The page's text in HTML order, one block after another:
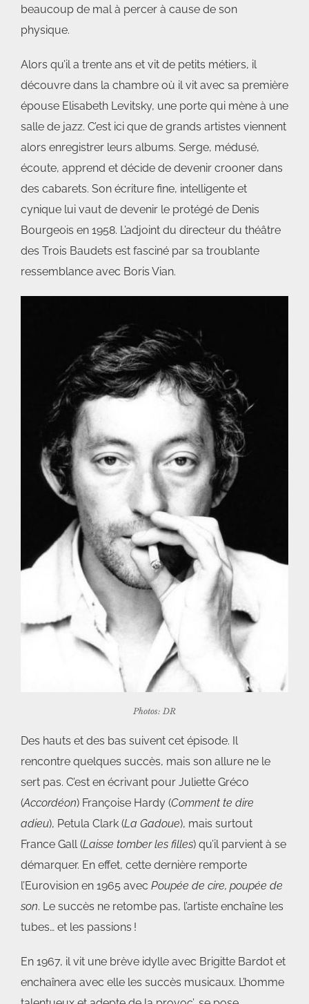
beaucoup de mal à percer à cause de son
physique.
Alors qu’il a trente ans et vit de petits métiers, il
découvre dans la chambre où il vit avec sa première
épouse Elisabeth Levitsky, une porte qui mène à une
salle de jazz. C’est ici que de grands artistes viennent
alors enregistrer leurs albums. Serge, médusé,
écoute, apprend et décide de devenir crooner dans
des cabarets. Son écriture fine, intelligente et
cynique lui vaut de devenir le protégé de Denis
Bourgeois en 1958. L’adjoint du directeur du théâtre
des Trois Baudets est fasciné par sa troublante
ressemblance avec Boris Vian.
Photos: DR
Des hauts et des bas suivent cet épisode. Il
rencontre quelques succès, mais son allure ne le
sert pas. C’est en écrivant pour Juliette Gréco
(Accordéon) Françoise Hardy (Comment te dire
adieu), Petula Clark (La Gadoue), mais surtout
France Gall (Laisse tomber les filles) qu’il parvient à se
démarquer. En effet, cette dernière remporte
l’Eurovision en 1965 avec Poupée de cire, poupée de
son. Le succès ne retombe pas, l’artiste enchaîne les
tubes… et les passions !
En 1967, il vit une brève idylle avec Brigitte Bardot et
enchaînera avec elle les succès musicaux. L’homme